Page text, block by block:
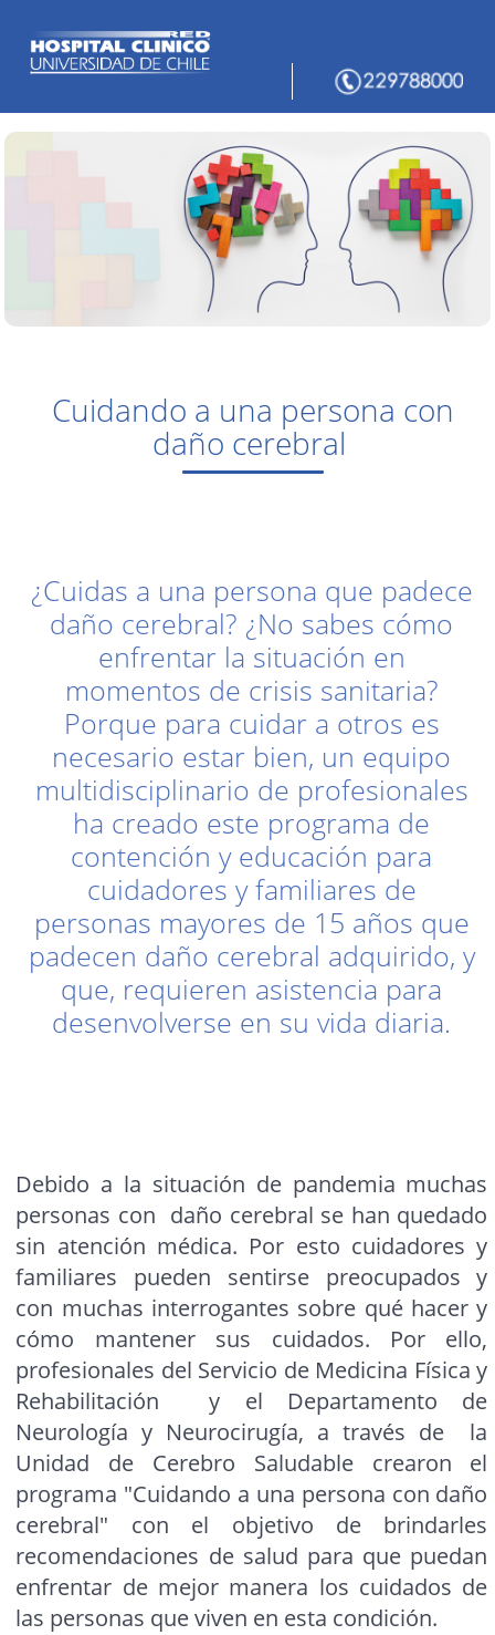
Cuidando a una persona con
daño cerebral
¿Cuidas a una persona que padece
daño cerebral? ¿No sabes cómo
enfrentar la situación en
momentos de crisis sanitaria?
Porque para cuidar a otros es
necesario estar bien, un equipo
multidisciplinario de profesionales
ha creado este programa de
contención y educación para
cuidadores y familiares de
personas mayores de 15 años que
padecen daño cerebral adquirido, y
que, requieren asistencia para
desenvolverse en su vida diaria.
Debido a la situación de pandemia muchas
personas con daño cerebral se han quedado
sin atención médica. Por esto cuidadores y
familiares pueden sentirse preocupados y
con muchas interrogantes sobre qué hacer y
cómo mantener sus cuidados. Por ello,
profesionales del Servicio de Medicina Física y
Rehabilitación y el Departamento de
Neurología y Neurocirugía, a través de la
Unidad de Cerebro Saludable crearon el
programa "Cuidando a una persona con daño
cerebral" con el objetivo de brindarles
recomendaciones de salud para que puedan
enfrentar de mejor manera los cuidados de
las personas que viven en esta condición.